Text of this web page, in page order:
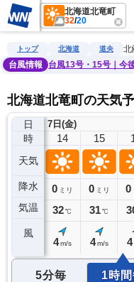
北海道北竜町
32/20
雨雲レーダー 台風情報
トップ 北海道 道央
北
台風情報
台風13号・15号｜今
北海道北竜町の天気
日
時
天気
降水
気温
風
7日(金)
13
0ミリ
32℃
14
0 ミリ
32℃
4 m/s
15
0 ミリ
31℃
4 m/s
0
4
5分毎 1時